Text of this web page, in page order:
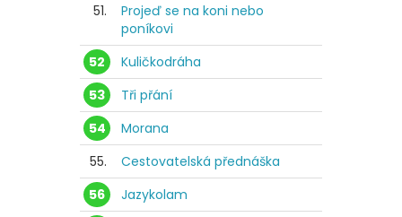
51.
Projeď se na koni nebo
poníkovi
52
Kuličkodráha
53
Tři přání
54
Morana
55.
Cestovatelská přednáška
56
Jazykolam